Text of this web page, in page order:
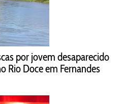
por jovem desaparecido
Rio Doce em Fernandes